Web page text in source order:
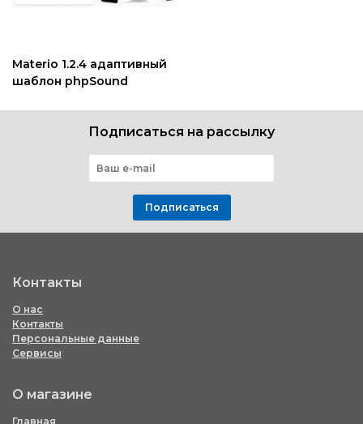
Materio 1.2.4 адаптивный
шаблон phpSound
Подписаться на рассылку
Подписаться
Контакты
О нас
Контакты
Персональные данные
Сервисы
О магазине
Главная